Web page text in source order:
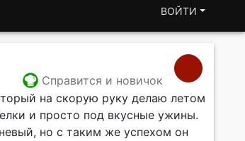
ВОЙТИ
Справится и новичок
на скорую руку делаю летом
и просто под вкусные ужины.
но с таким же успехом он